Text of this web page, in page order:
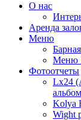
О нас
Аренда
Меню
Меню
Фотоотчеты
Lx24
Kolya
Wight